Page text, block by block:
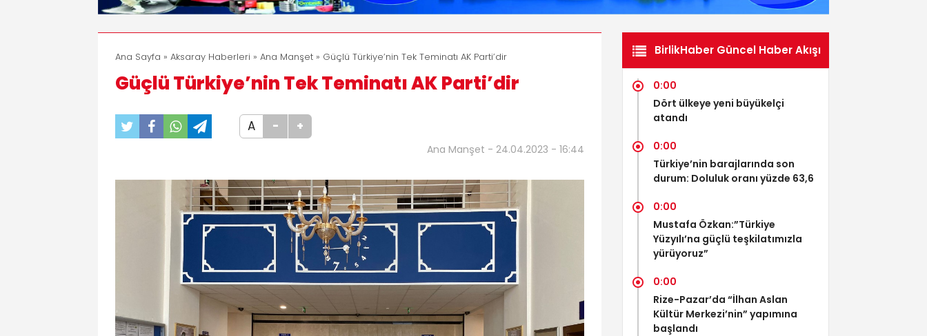
Ana Sayfa » Aksaray Haberleri » Ana Manşet » Güçlü Türkiye’nin Tek Teminatı AK Parti’dir
Güçlü Türkiye’nin Tek Teminatı AK Parti’dir
A - +
Ana Manşet - 24.04.2023 - 16:44
BirlikHaber Güncel Haber Akışı
0:00
Dört ülkeye yeni büyükelçi
atandı
0:00
Türkiye’nin barajlarında son
durum: Doluluk oranı yüzde 63,6
0:00
Mustafa Özkan:”Türkiye
Yüzyılı’na güçlü teşkilatımızla
yürüyoruz”
0:00
Rize-Pazar’da “İlhan Aslan
Kültür Merkezi’nin” yapımına
başlandı